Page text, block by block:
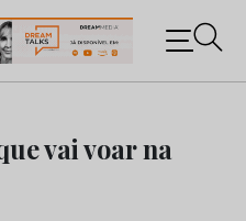
sobre os negócios do
vai voar na